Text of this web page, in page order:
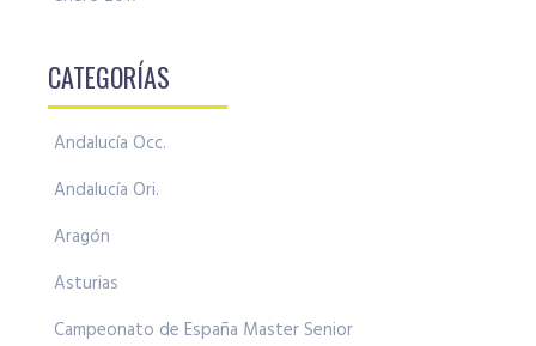
CATEGORÍAS
Andalucía Occ.
Andalucía Ori.
Aragón
Asturias
Campeonato de España Master Senior